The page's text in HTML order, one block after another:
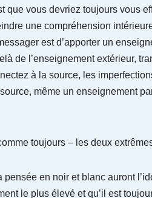
que vous devriez toujours vous
une compréhension
est d’apporter un
de l’enseignement extérieur,
à la source, les
même un enseignement
toujours – les deux
pensée en noir et blanc auront
le plus élevé et qu’il est